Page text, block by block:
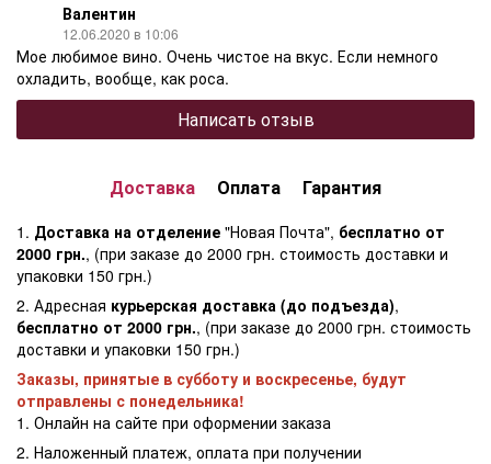
Валентин
12.06.2020 в 10:06
Мое любимое вино. Очень чистое на вкус. Если немного
охладить, вообще, как роса.
Написать отзыв
Доставка Оплата Гарантия
1. Доставка на отделение "Новая Почта", бесплатно от
2000 грн., (при заказе до 2000 грн. стоимость доставки и
упаковки 150 грн.)
2. Адресная курьерская доставка (до подъезда),
бесплатно от 2000 грн., (при заказе до 2000 грн. стоимость
доставки и упаковки 150 грн.)
Заказы, принятые в субботу и воскресенье, будут
отправлены с понедельника!
1. Онлайн на сайте при оформении заказа
2. Наложенный платеж, оплата при получении